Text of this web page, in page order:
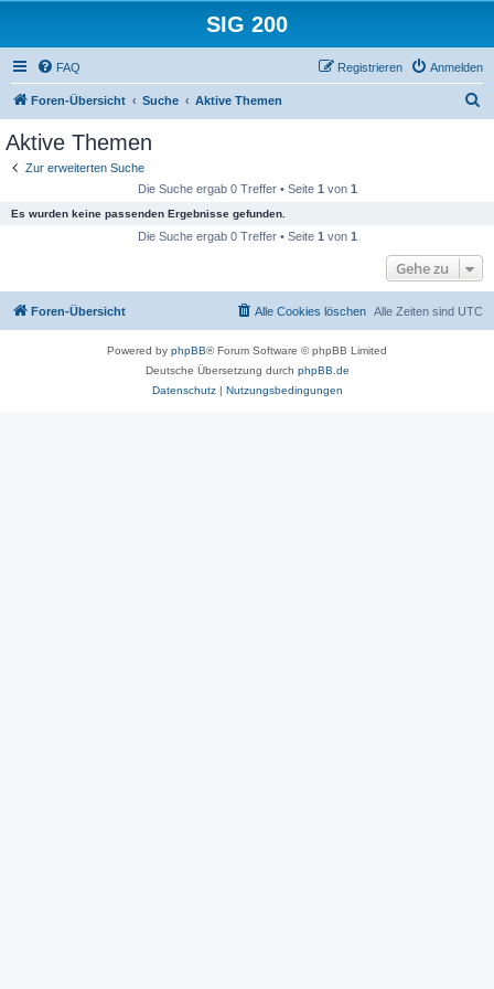
SIG 200
FAQ Anmelden
Registrieren
Foren-Übersicht Suche Aktive Themen
Aktive Themen
Zur erweiterten Suche
Die Suche ergab 0 Treffer • Seite 1 von 1
Es wurden keine passenden Ergebnisse gefunden.
Die Suche ergab 0 Treffer • Seite 1 von 1
Gehe zu
Foren-Übersicht Alle Zeiten sind UTC
Alle Cookies löschen
Powered by phpBB® Forum Software © phpBB Limited
Deutsche Übersetzung durch phpBB.de
Datenschutz| Nutzungsbedingungen